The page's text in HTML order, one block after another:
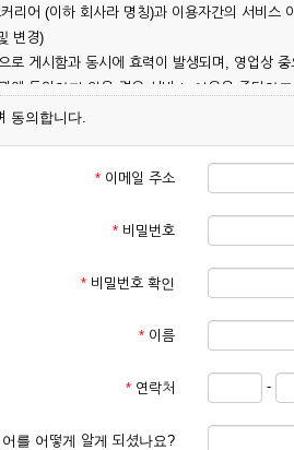
리어 (이하 회사라 명칭)과 이용자간의 서비스
변경)
게시함과 동시에 효력이 발생되며, 영업상
에 동의하지 않을 경우 서비스 이용을 중단하
주됩니다.
칙)
은 사항은 회사의 공지, 이용안내 및 기타 관계
서비스 이용 희망자가 본 약관에 동의한 후 신
ID는 변경할 수 없으며, 회원 1인당 한 개의 ID
에 해당하는 이용자에 대하여는 가입을 거절
기재하여 신청할 경우
동의합니다.
* 이메일 주소
* 비밀번호
* 비밀번호 확인
* 이름
* 연락처 -
를 어떻게 알게 되셨나요?